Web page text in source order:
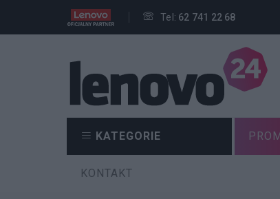
Tel: 62 741 22 68
KATEGORIE
KONTAKT